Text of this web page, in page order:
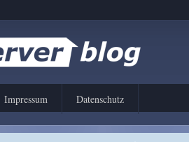
Impressum Datenschutz